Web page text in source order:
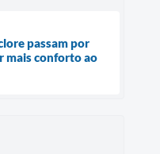
passam por
mais conforto ao